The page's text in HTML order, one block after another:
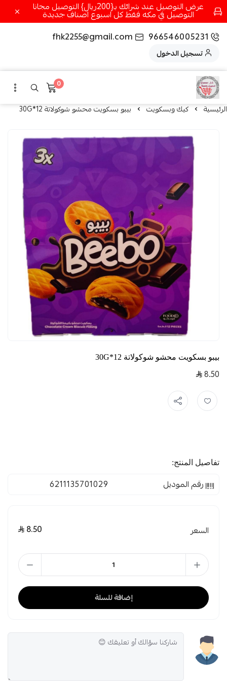
عرض التوصيل عند شرائك بـ{200ريال} التوصيل مجانا
التوصيل في مكه فقط كل اسبوع اصناف جديدة
966546005231
fhk2255@gmail.com
تسجيل الدخول
0
الرئيسية كيك وبسكويت بيبو بسكويت محشو شوكولاتة 12*30G
بيبو بسكويت محشو شوكولاتة 12*30G
8.50
تفاصيل المنتج:
رقم الموديل 6211135701029
السعر 8.50
إضافة للسلة